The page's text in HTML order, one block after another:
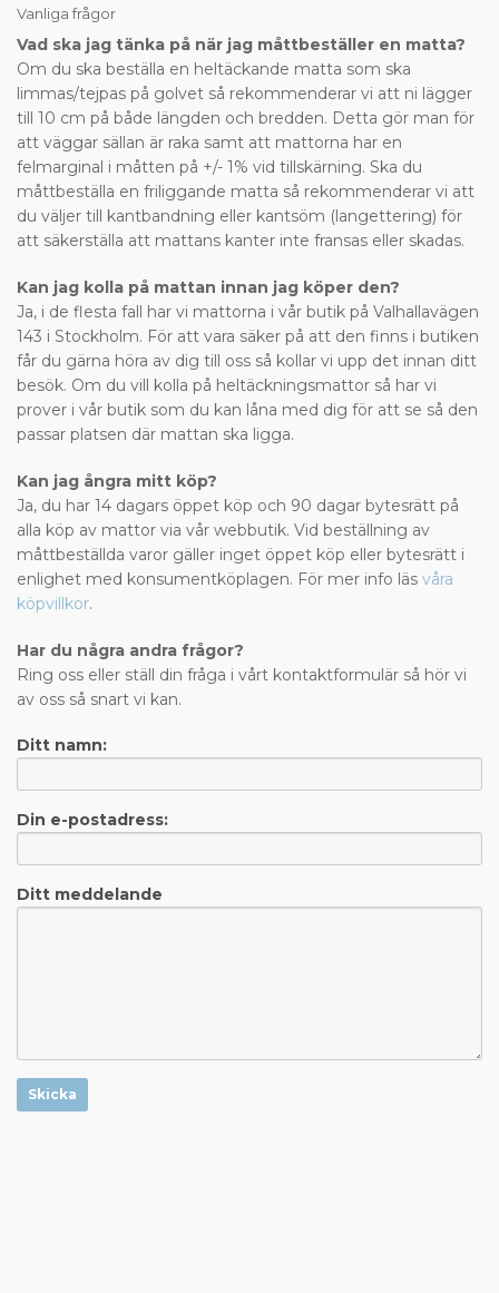
Vanliga frågor
Vad ska jag tänka på när jag måttbeställer en matta?
Om du ska beställa en heltäckande matta som ska
limmas/tejpas på golvet så rekommenderar vi att ni lägger
till 10 cm på både längden och bredden. Detta gör man för
att väggar sällan är raka samt att mattorna har en
felmarginal i måtten på +/- 1% vid tillskärning. Ska du
måttbeställa en friliggande matta så rekommenderar vi att
du väljer till kantbandning eller kantsöm (langettering) för
att säkerställa att mattans kanter inte fransas eller skadas.
Kan jag kolla på mattan innan jag köper den?
Ja, i de flesta fall har vi mattorna i vår butik på Valhallavägen
143 i Stockholm. För att vara säker på att den finns i butiken
får du gärna höra av dig till oss så kollar vi upp det innan ditt
besök. Om du vill kolla på heltäckningsmattor så har vi
prover i vår butik som du kan låna med dig för att se så den
passar platsen där mattan ska ligga.
Kan jag ångra mitt köp?
Ja, du har 14 dagars öppet köp och 90 dagar bytesrätt på
alla köp av mattor via vår webbutik. Vid beställning av
måttbeställda varor gäller inget öppet köp eller bytesrätt i
enlighet med konsumentköplagen. För mer info läs våra
köpvillkor.
Har du några andra frågor?
Ring oss eller ställ din fråga i vårt kontaktformulär så hör vi
av oss så snart vi kan.
Ditt namn:
Din e-postadress:
Ditt meddelande
Skicka